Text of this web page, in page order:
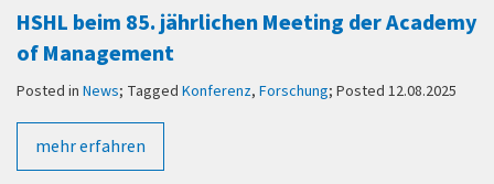
HSHL beim 85. jährlichen Meeting der Academy
of Management
Posted in News; Tagged Konferenz, Forschung; Posted 12.08.2025
mehr erfahren